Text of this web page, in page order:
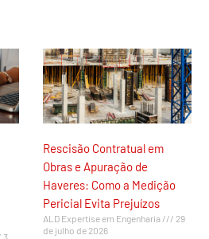
3
Rescisão Contratual em
Obras e Apuração de
Haveres: Como a Medição
Pericial Evita Prejuízos
ALD Expertise em Engenharia
29
de julho de 2026